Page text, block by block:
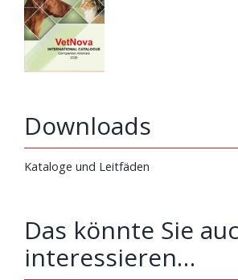
Downloads
Kataloge und Leitfäden
Das könnte Sie
interessieren…